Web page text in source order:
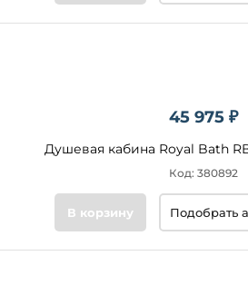
45 975 ₽
Душевая кабина Royal Bath
Код: 380892
В корзину Подобрать